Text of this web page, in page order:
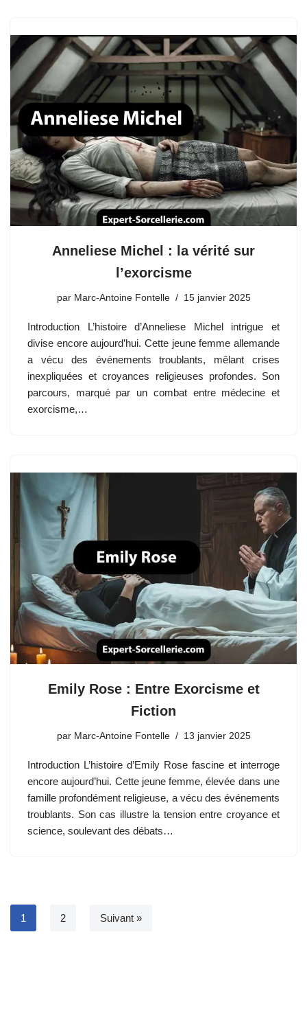
Anneliese Michel : la vérité sur
l’exorcisme
par Marc-Antoine Fontelle 15 janvier 2025
Introduction L’histoire d’Anneliese Michel intrigue et
divise encore aujourd’hui. Cette jeune femme allemande
a vécu des événements troublants, mêlant crises
inexpliquées et croyances religieuses profondes. Son
parcours, marqué par un combat entre médecine et
exorcisme,…
Emily Rose : Entre Exorcisme et
Fiction
par Marc-Antoine Fontelle 13 janvier 2025
Introduction L’histoire d’Emily Rose fascine et interroge
encore aujourd’hui. Cette jeune femme, élevée dans une
famille profondément religieuse, a vécu des événements
troublants. Son cas illustre la tension entre croyance et
science, soulevant des débats…
1 2 Suivant »